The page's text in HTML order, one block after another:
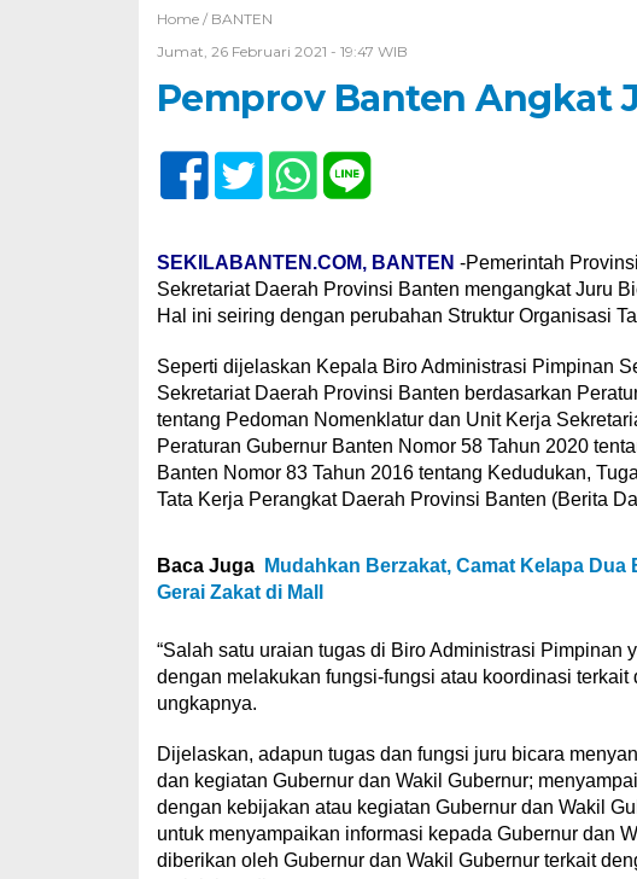
Home / BANTEN
Jumat, 26 Februari 2021 - 19:47 WIB
Pemprov Banten Angkat
SEKILABANTEN.COM, BANTEN -Pemerintah
Sekretariat Daerah Provinsi Banten mengangkat Juru
Hal ini seiring dengan perubahan Struktur Organisasi
Seperti dijelaskan Kepala Biro Administrasi Pimpinan
Sekretariat Daerah Provinsi Banten berdasarkan
tentang Pedoman Nomenklatur dan Unit Kerja
Peraturan Gubernur Banten Nomor 58 Tahun 2020
Banten Nomor 83 Tahun 2016 tentang Kedudukan,
Tata Kerja Perangkat Daerah Provinsi Banten (Berita
Baca Juga
Mudahkan Berzakat, Camat Kelapa
Gerai Zakat di Mall
“Salah satu uraian tugas di Biro Administrasi
dengan melakukan fungsi-fungsi atau koordinasi
ungkapnya.
Dijelaskan, adapun tugas dan fungsi juru bicara
dan kegiatan Gubernur dan Wakil Gubernur;
dengan kebijakan atau kegiatan Gubernur dan Wakil
untuk menyampaikan informasi kepada Gubernur dan
diberikan oleh Gubernur dan Wakil Gubernur terkait